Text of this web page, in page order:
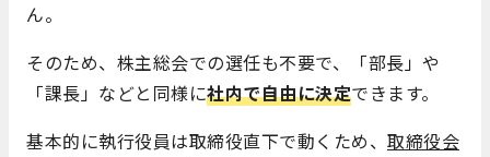
ん。
そのため、株主総会での選任も不要で、「部長」や
「課長」などと同様に社内で自由に決定できます。
基本的に執行役員は取締役直下で動くため、 取締役会